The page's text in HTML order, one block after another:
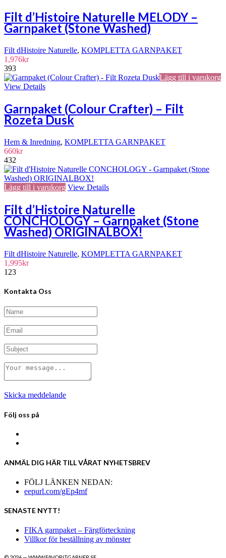
produkten
har
flera
De
kan
produktsidan
Filt d’Histoire Naturelle MELODY –
Garnpaket (Stone Washed)
Filt dHistoire Naturelle, KOMPLETTA GARNPAKET
1,976kr
393
Lägg till i varukorg
View Details
Garnpaket (Colour Crafter) – Filt
Rozeta Dusk
Hem & Inredning, KOMPLETTA GARNPAKET
660kr
432
Lägg till i varukorg View Details
Filt d’Histoire Naturelle
CONCHOLOGY – Garnpaket (Stone
Washed) ORIGINALBOX!
Filt dHistoire Naturelle, KOMPLETTA GARNPAKET
1,995kr
123
Kontakta Oss
Skicka meddelande
Följ oss på
ANMÄL DIG HÄR TILL VÅRAT NYHETSBREV
FÖLJ LÄNKEN NEDAN:
eepurl.com/gEp4mf
SENASTE NYTT!
FIKA garnpaket – Färgförteckning
Villkor för beställning av mönster